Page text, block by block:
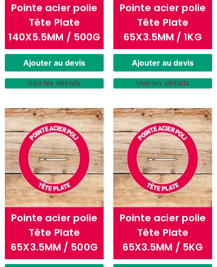
Pointe acier polie
Tête Plate
140X5.5MM / 500G
Ajouter au devis
Voir les détails
Pointe acier polie
Tête Plate
65X3.5MM / 1KG
Ajouter au devis
Voir les détails
Pointe acier polie
Tête Plate
65X3.5MM / 500G
Pointe acier polie
Tête Plate
65X3.5MM / 5KG